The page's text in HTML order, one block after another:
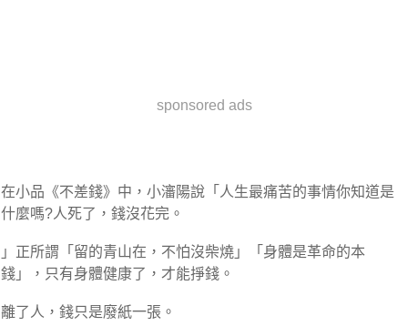
sponsored ads
在小品《不差錢》中，小瀋陽說「人生最痛苦的事情你知道是
什麼嗎?人死了，錢沒花完。
」正所謂「留的青山在，不怕沒柴燒」「身體是革命的本
錢」，只有身體健康了，才能掙錢。
離了人，錢只是廢紙一張。